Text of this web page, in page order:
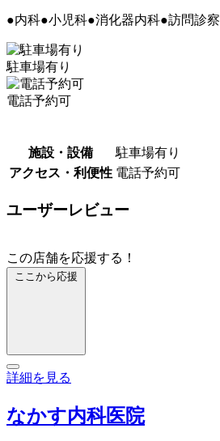
●内科●小児科●消化器内科●訪問診察
駐車場有り
電話予約可
施設・設備
駐車場有り
アクセス・利便性 電話予約可
ユーザーレビュー
この店舗を応援する！
ここから応援
詳細を見る
なかす内科医院